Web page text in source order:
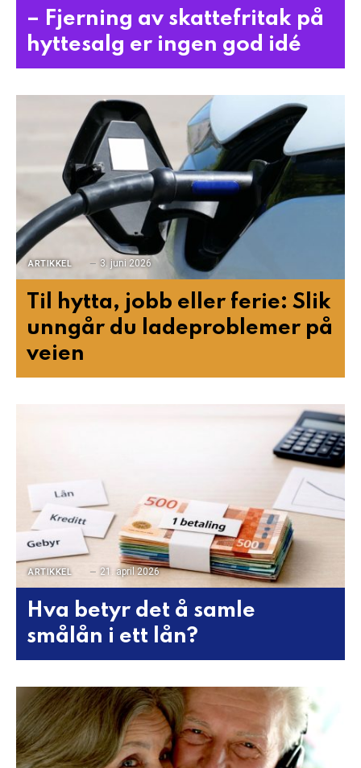
– Fjerning av skattefritak på
hyttesalg er ingen god idé
ARTIKKEL 3. juni 2026
Til hytta, jobb eller ferie: Slik
unngår du ladeproblemer på
veien
ARTIKKEL 21. april 2026
Hva betyr det å samle
smålån i ett lån?